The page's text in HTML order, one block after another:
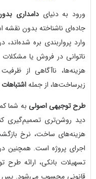
ورود به دنیایدامداری
جاده‌ای ناشناخته بدون نقشه
وارد پرواربندی بره شده‌اند،
ناتوانی در فروش یا مشکلات
هزینه‌ها، ناآگاهی از
زیرساخت‌ها، از جملهاشتباهات
طرح توجیهی اصولیبه شما کمک
دید روشن‌تری تصمیم‌گیری
هزینه‌های ساخت، نرخ بازگشت
اجرای پروژه است. همچنین در
قانونی محسوب می‌شود. پس